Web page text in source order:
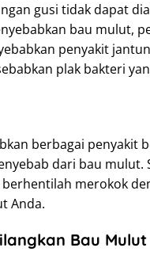
gusi tidak dapat
bau mulut,
penyakit
plak bakteri
berbagai penyakit
dari bau mulut.
merokok
Anda.
Bau Mulut